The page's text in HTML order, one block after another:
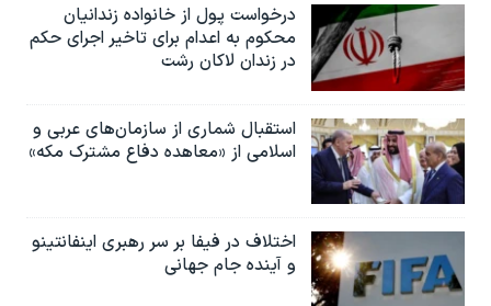
درخواست پول از خانواده زندانیان
محکوم به‌ اعدام برای تاخیر اجرای حکم
در زندان لاکان رشت
استقبال شماری از سازمان‌های عربی و
اسلامی از «معاهده دفاع مشترک مکه»
اختلاف در فیفا بر سر رهبری اینفانتینو
و آینده جام جهانی